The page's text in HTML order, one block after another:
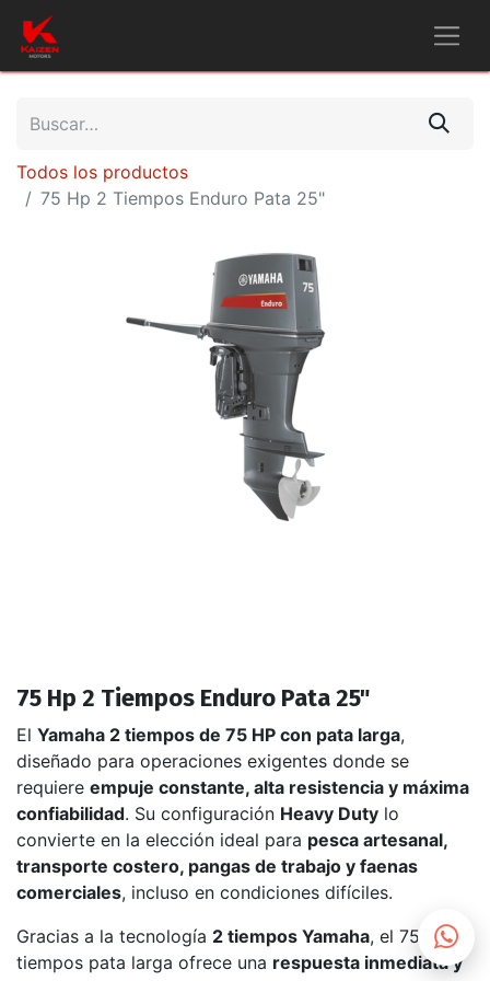
Todos los productos
75 Hp 2 Tiempos Enduro Pata 25"
75 Hp 2 Tiempos Enduro Pata 25"
El Yamaha 2 tiempos de 75 HP con pata larga,
diseñado para operaciones exigentes donde se
requiere empuje constante, alta resistencia y máxima
confiabilidad. Su configuración Heavy Duty lo
convierte en la elección ideal para pesca artesanal,
transporte costero, pangas de trabajo y faenas
comerciales, incluso en condiciones difíciles.
Gracias a la tecnología 2 tiempos Yamaha, el 75 HP 2
tiempos pata larga ofrece una respuesta inmediata y